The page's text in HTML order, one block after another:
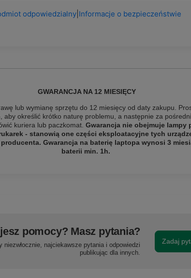
odpowiedzialny| Informacje o bezpieczeństwie
GWARANCJA NA 12 MIESIĘCY
lub wymianę sprzętu do 12 miesięcy od daty zakupu.
aby określić krótko naturę problemu, a następnie za
kuriera lub paczkomat. Gwarancja nie obejmuje lampy
- stanowią one części eksploatacyjne tych
Gwarancja na baterię laptopa wynosi 3
baterii min. 1h.
pomocy? Masz pytania?
niezwłocznie, najciekawsze pytania i odpowiedzi
publikując dla innych.
Zadaj